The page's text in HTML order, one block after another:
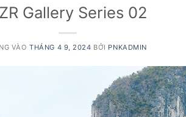
Gallery Series 02
VÀOTHÁNG 4 9, 2024 BỞI PNKADMIN